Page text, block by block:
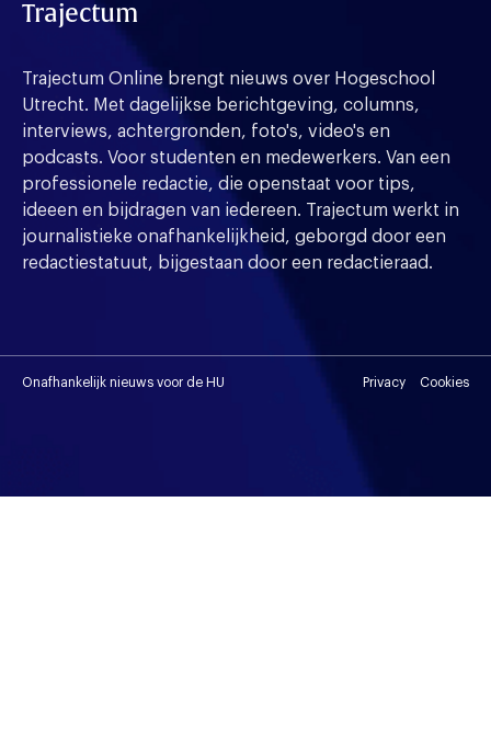
Trajectum
Trajectum Online brengt nieuws over Hogeschool
Utrecht. Met dagelijkse berichtgeving, columns,
interviews, achtergronden, foto's, video's en
podcasts. Voor studenten en medewerkers. Van een
professionele redactie, die openstaat voor tips,
ideeen en bijdragen van iedereen. Trajectum werkt in
journalistieke onafhankelijkheid, geborgd door een
redactiestatuut, bijgestaan door een redactieraad.
Onafhankelijk nieuws voor de HU Privacy Cookies